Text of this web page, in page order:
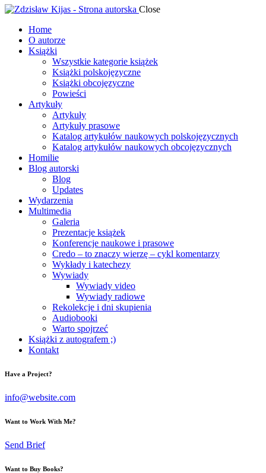
Close
Home
O autorze
Książki
Wszystkie kategorie książek
Książki polskojęzyczne
Książki obcojęzyczne
Powieści
Artykuły
Artykuły
Artykuły prasowe
Katalog artykułów naukowych polskojęzycznych
Katalog artykułów naukowych obcojęzycznych
Homilie
Blog autorski
Blog
Updates
Wydarzenia
Multimedia
Galeria
Prezentacje książek
Konferencje naukowe i prasowe
Credo – to znaczy wierzę – cykl komentarzy
Wykłady i katechezy
Wywiady
Wywiady video
Wywiady radiowe
Rekolekcje i dni skupienia
Audiobooki
Warto spojrzeć
Książki z autografem ;)
Kontakt
Have a Project?
info@website.com
Want to Work With Me?
Send Brief
Want to Buy Books?